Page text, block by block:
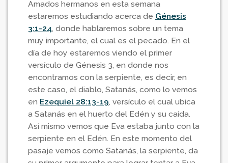
Amados hermanos en esta semana
estaremos estudiando acerca de Génesis
3:1-24, donde hablaremos sobre un tema
muy importante, el cual es el pecado. En el
día de hoy estaremos viendo el primer
versículo de Génesis 3, en donde nos
encontramos con la serpiente, es decir, en
este caso, el diablo, Satanás, como lo vemos
en Ezequiel 28:13-19, versículo el cual ubica
a Satanás en el huerto del Edén y su caída.
Así mismo vemos que Eva estaba junto con la
serpiente en el Edén. En este momento del
pasaje vemos como Satanás, la serpiente, da